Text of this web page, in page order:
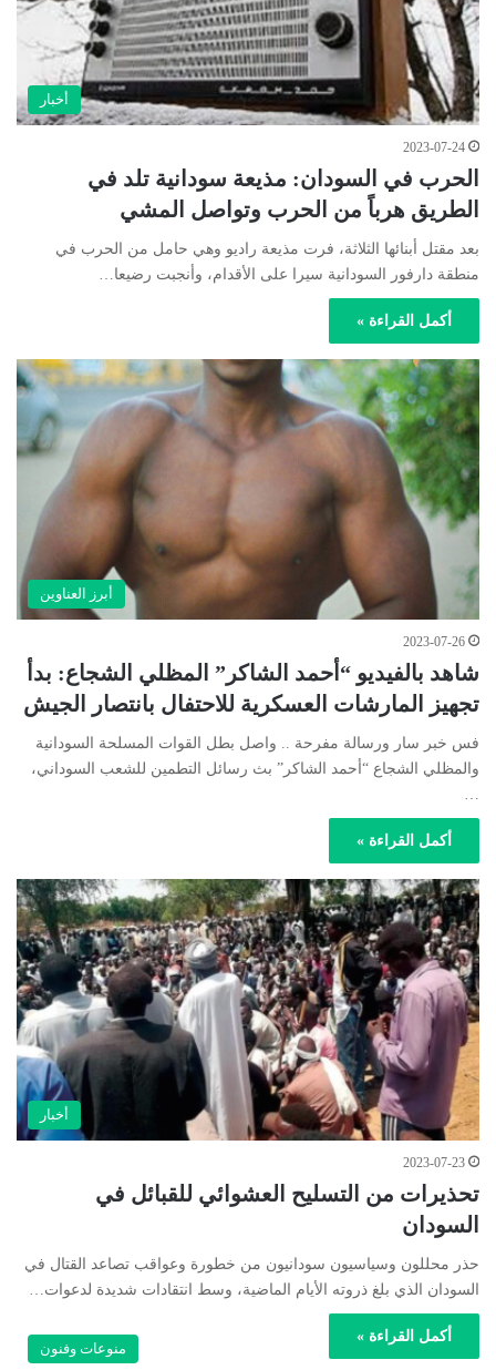
أخبار
2023-07-24
الحرب في السودان: مذيعة سودانية تلد في
الطريق هرباً من الحرب وتواصل المشي
بعد مقتل أبنائها الثلاثة، فرت مذيعة راديو وهي حامل من الحرب في
منطقة دارفور السودانية سيرا على الأقدام، وأنجبت رضيعا…
أكمل القراءة »
أبرز العناوين
2023-07-26
شاهد بالفيديو “أحمد الشاكر” المظلي الشجاع: بدأ
تجهيز المارشات العسكرية للاحتفال بانتصار الجيش
فس خبر سار ورسالة مفرحة .. واصل بطل القوات المسلحة السودانية
والمظلي الشجاع “أحمد الشاكر” بث رسائل التطمين للشعب السوداني،
…
أكمل القراءة »
أخبار
2023-07-23
تحذيرات من التسليح العشوائي للقبائل في
السودان
حذر محللون وسياسيون سودانيون من خطورة وعواقب تصاعد القتال في
السودان الذي بلغ ذروته الأيام الماضية، وسط انتقادات شديدة لدعوات…
أكمل القراءة »
منوعات وفنون